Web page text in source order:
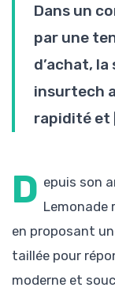
Dans un
par une
d’achat,
insurtech
rapidité et
D epuis son
Lemonade
en proposant
taillée pour
moderne et